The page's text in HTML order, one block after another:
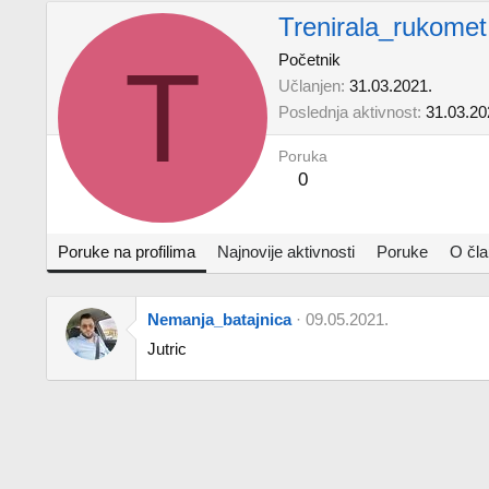
T
Trenirala_rukomet
Početnik
Učlanjen 31.03.2021.
Poslednja aktivnost
Poruka
0
Poruke na profilima Najnovije aktivnosti Poruke O
Nemanja_batajnica
09.05.2021.
Jutric